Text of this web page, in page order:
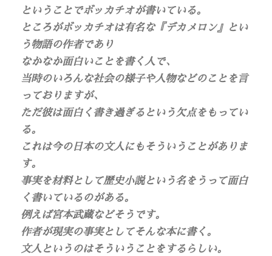
ということでボッカチオが書いている。
ところがボッカチオは有名な『デカメロン』とい
う物語の作者であり
なかなか面白いことを書く人で、
当時のいろんな社会の様子や人物などのことを言
っておりますが、
ただ彼は面白く書き過ぎるという欠点をもってい
る。
これは今の日本の文人にもそういうことがありま
す。
事実を材料として歴史小説という名をうって面白
く書いているのがある。
例えば宮本武蔵などそうです。
作者が現実の事実としてそんな本に書く。
文人というのはそういうことをするらしい。